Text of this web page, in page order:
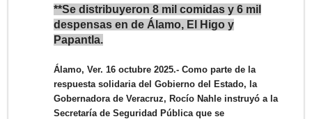
**Se distribuyeron 8 mil comidas y 6 mil
despensas en de Álamo, El Higo y
Papantla.
Álamo, Ver. 16 octubre 2025.- Como parte de la
respuesta solidaria del Gobierno del Estado, la
Gobernadora de Veracruz, Rocío Nahle instruyó a la
Secretaría de Seguridad Pública que se